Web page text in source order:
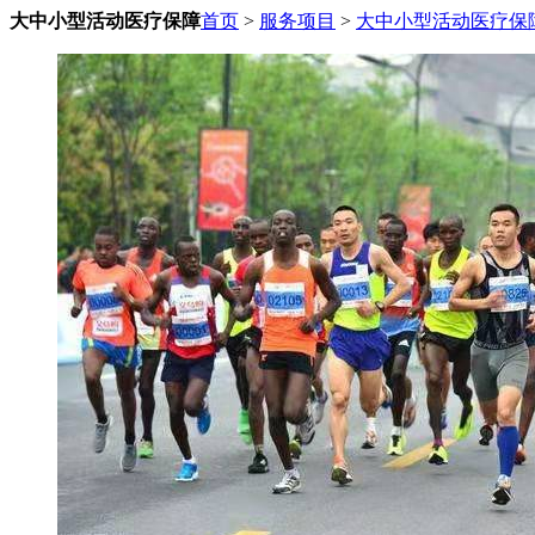
大中小型活动医疗保障首页 > 服务项目 > 大中小型活动医疗保